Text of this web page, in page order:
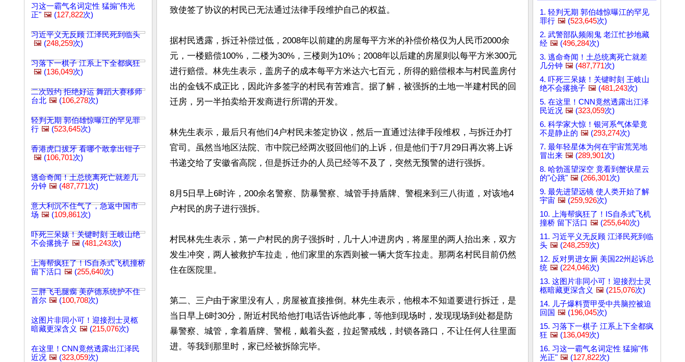
习这一霸气名词定性 猛搧"伟光
正" 🖼️ (127,822次)
习近平义无反顾 江泽民死到临头
🖼️ (248,259次)
习落下一棋子 江系上下全都疯狂
🖼️ (136,049次)
二次毁约 拒绝好运 舞蹈大赛移师
台北 🖼️ (106,278次)
轻判无期 郭伯雄惊曝江的罕见罪
行 🖼️ (523,645次)
香港虎口拔牙 看哪个敢拿出钳子
🖼️ (106,701次)
逃命奇闻！土总统离死亡就差几
分钟 🖼️ (487,771次)
意大利沉不住气了，急返中国市
场 🖼️ (109,861次)
吓死三呆婊！关键时刻 王岐山绝
不会撂挑子 🖼️ (481,243次)
上海帮疯狂了！IS自杀式飞机撞桥
留下活口 🖼️ (255,640次)
三胖飞毛腿瘸 美萨德系统护不住
首尔 🖼️ (100,708次)
这图片非同小可！迎接烈士灵柩
暗藏更深含义 🖼️ (215,076次)
在这里！CNN竟然透露出江泽民
近况 🖼️ (323,059次)
致使签了协议的村民已无法通过法律手段维护自己的权益。
据村民透露，拆迁补偿过低，2008年以前建的房屋每平方米的补偿价格仅为人民币2000余
元，一楼赔偿100%，二楼为30%，三楼则为10%；2008年以后建的房屋则以每平方米300元
进行赔偿。林先生表示，盖房子的成本每平方米达六七百元，所得的赔偿根本与村民盖房付
出的金钱不成正比，因此许多签字的村民有苦难言。据了解，被强拆的土地一半建村民的回
迁房，另一半拍卖给开发商进行所谓的开发。
林先生表示，最后只有他们4户村民未签定协议，然后一直通过法律手段维权，与拆迁办打
官司。虽然当地区法院、市中院已经两次驳回他们的上诉，但是他们于7月29日再次将上诉
书递交给了安徽省高院，但是拆迁办的人员已经等不及了，突然无预警的进行强拆。
8月5日早上6时许，200余名警察、防暴警察、城管手持盾牌、警棍来到三八街道，对该地4
户村民的房子进行强拆。
村民林先生表示，第一户村民的房子强拆时，几十人冲进房内，将屋里的两人抬出来，双方
发生冲突，两人被救护车拉走，他们家里的东西则被一辆大货车拉走。那两名村民目前仍然
住在医院里。
第二、三户由于家里没有人，房屋被直接推倒。林先生表示，他根本不知道要进行拆迁，是
当日早上6时30分，附近村民给他打电话告诉他此事，等他到现场时，发现现场到处都是防
暴警察、城管，拿着盾牌、警棍，戴着头盔，拉起警戒线，封锁各路口，不让任何人往里面
进。等我到那里时，家已经被拆除完毕。
1. 轻判无期 郭伯雄惊曝江的罕见
罪行 🖼️ (523,645次)
2. 武警部队频闹鬼 老江忙抄地藏
经 🖼️ (496,284次)
3. 逃命奇闻！土总统离死亡就差
几分钟 🖼️ (487,771次)
4. 吓死三呆婊！关键时刻 王岐山
绝不会撂挑子 🖼️ (481,243次)
5. 在这里！CNN竟然透露出江泽
民近况 🖼️ (323,059次)
6. 科学家大惊！银河系气体晕竟
不是静止的 🖼️ (293,274次)
7. 最年轻星体为何在宇宙荒芜地
冒出来 🖼️ (289,901次)
8. 哈勃遥望深空 竟看到蟹状星云
的"心跳" 🖼️ (266,301次)
9. 最先进望远镜 使人类开始了解
宇宙 🖼️ (259,926次)
10. 上海帮疯狂了！IS自杀式飞机
撞桥 留下活口 🖼️ (255,640次)
11. 习近平义无反顾 江泽民死到临
头 🖼️ (248,259次)
12. 反对男进女厕 美国22州起诉总
统 🖼️ (224,046次)
13. 这图片非同小可！迎接烈士灵
柩暗藏更深含义 🖼️ (215,076次)
14. 儿子爆料贾甲受中共脑控被迫
回国 🖼️ (196,045次)
15. 习落下一棋子 江系上下全都疯
狂 🖼️ (136,049次)
16. 习这一霸气名词定性 猛搧"伟
光正" 🖼️ (127,822次)